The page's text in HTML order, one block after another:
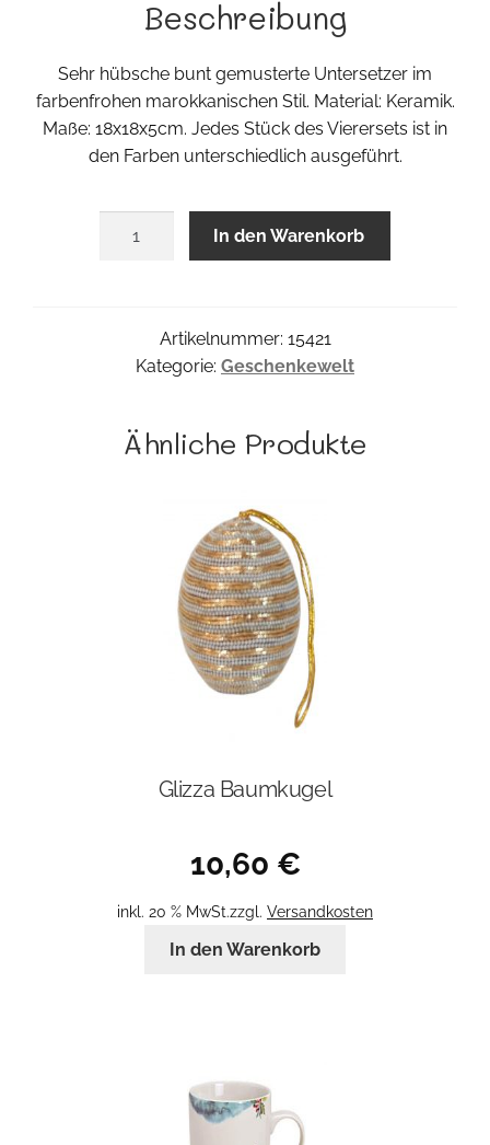
Beschreibung
Sehr hübsche bunt gemusterte Untersetzer im
farbenfrohen marokkanischen Stil. Material: Keramik.
Maße: 18x18x5cm. Jedes Stück des Vierersets ist in
den Farben unterschiedlich ausgeführt.
In den Warenkorb
Artikelnummer: 15421
Kategorie: Geschenkewelt
Ähnliche Produkte
Glizza Baumkugel
10,60 €
inkl. 20 % MwSt.zzgl. Versandkosten
In den Warenkorb